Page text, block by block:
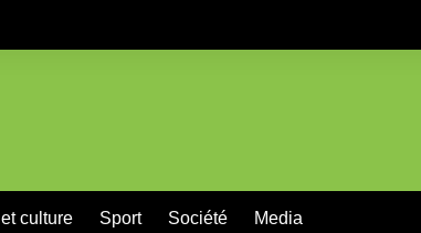
culture Sport Société Media